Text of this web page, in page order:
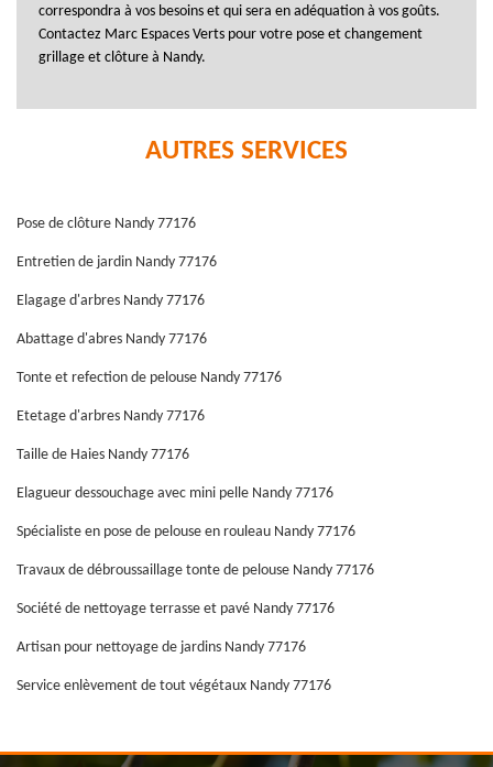
correspondra à vos besoins et qui sera en adéquation à vos goûts.
Contactez Marc Espaces Verts pour votre pose et changement
grillage et clôture à Nandy.
AUTRES SERVICES
Pose de clôture Nandy 77176
Entretien de jardin Nandy 77176
Elagage d'arbres Nandy 77176
Abattage d'abres Nandy 77176
Tonte et refection de pelouse Nandy 77176
Etetage d'arbres Nandy 77176
Taille de Haies Nandy 77176
Elagueur dessouchage avec mini pelle Nandy 77176
Spécialiste en pose de pelouse en rouleau Nandy 77176
Travaux de débroussaillage tonte de pelouse Nandy 77176
Société de nettoyage terrasse et pavé Nandy 77176
Artisan pour nettoyage de jardins Nandy 77176
Service enlèvement de tout végétaux Nandy 77176